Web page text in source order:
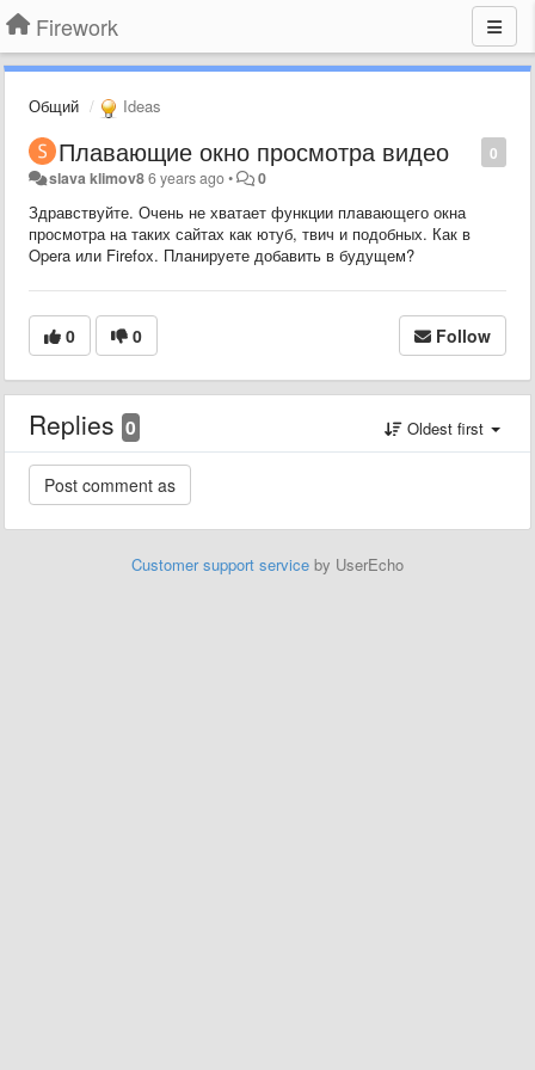
Firework
Общий Ideas
0
Плавающие окно просмотра видео
slava klimov86 years ago• 0
Здравствуйте. Очень не хватает функции плавающего окна
просмотра на таких сайтах как ютуб, твич и подобных. Как в
Opera или Firefox. Планируете добавить в будущем?
0 0 Follow
Replies 0 Oldest first
Customer support service by UserEcho